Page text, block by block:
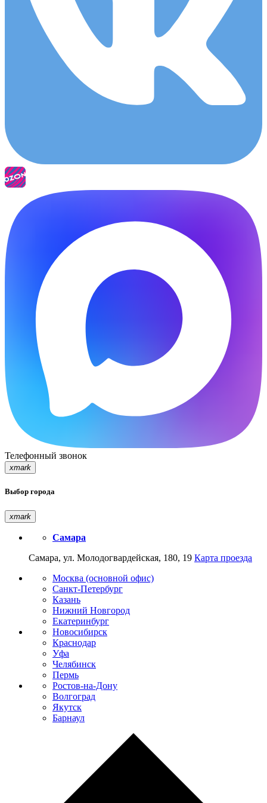
Телефонный звонок
xmark
Выбор города
xmark
Самара
Самара, ул. Молодогвардейская, 180, 19 Карта проезда
Москва (основной офис)
Санкт-Петербург
Казань
Нижний Новгород
Екатеринбург
Новосибирск
Краснодар
Уфа
Челябинск
Пермь
Ростов-на-Дону
Волгоград
Якутск
Барнаул